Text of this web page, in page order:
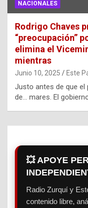
NACIONALES
Rodrigo Chaves
“preocupación”
elimina el
mientras
Junio 10, 2025 Este
Justo antes de que el
de… mares. El
💥 APOYE
Radio Zurquí y
contenido libre,